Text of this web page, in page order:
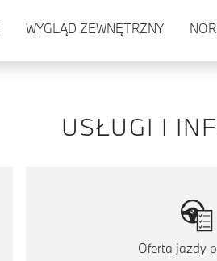
WYGLĄD ZEWNĘTRZNY
USŁUGI I
Oferta jazdy